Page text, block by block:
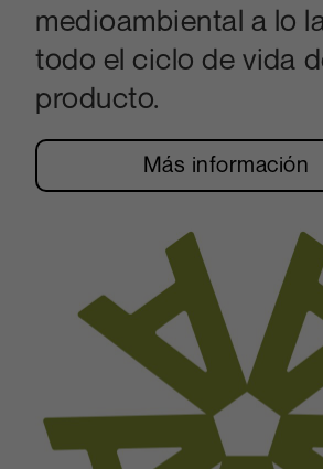
medioambiental a lo
todo el ciclo de vida
producto.
Más información